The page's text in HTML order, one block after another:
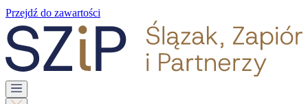
Przejdź do zawartości